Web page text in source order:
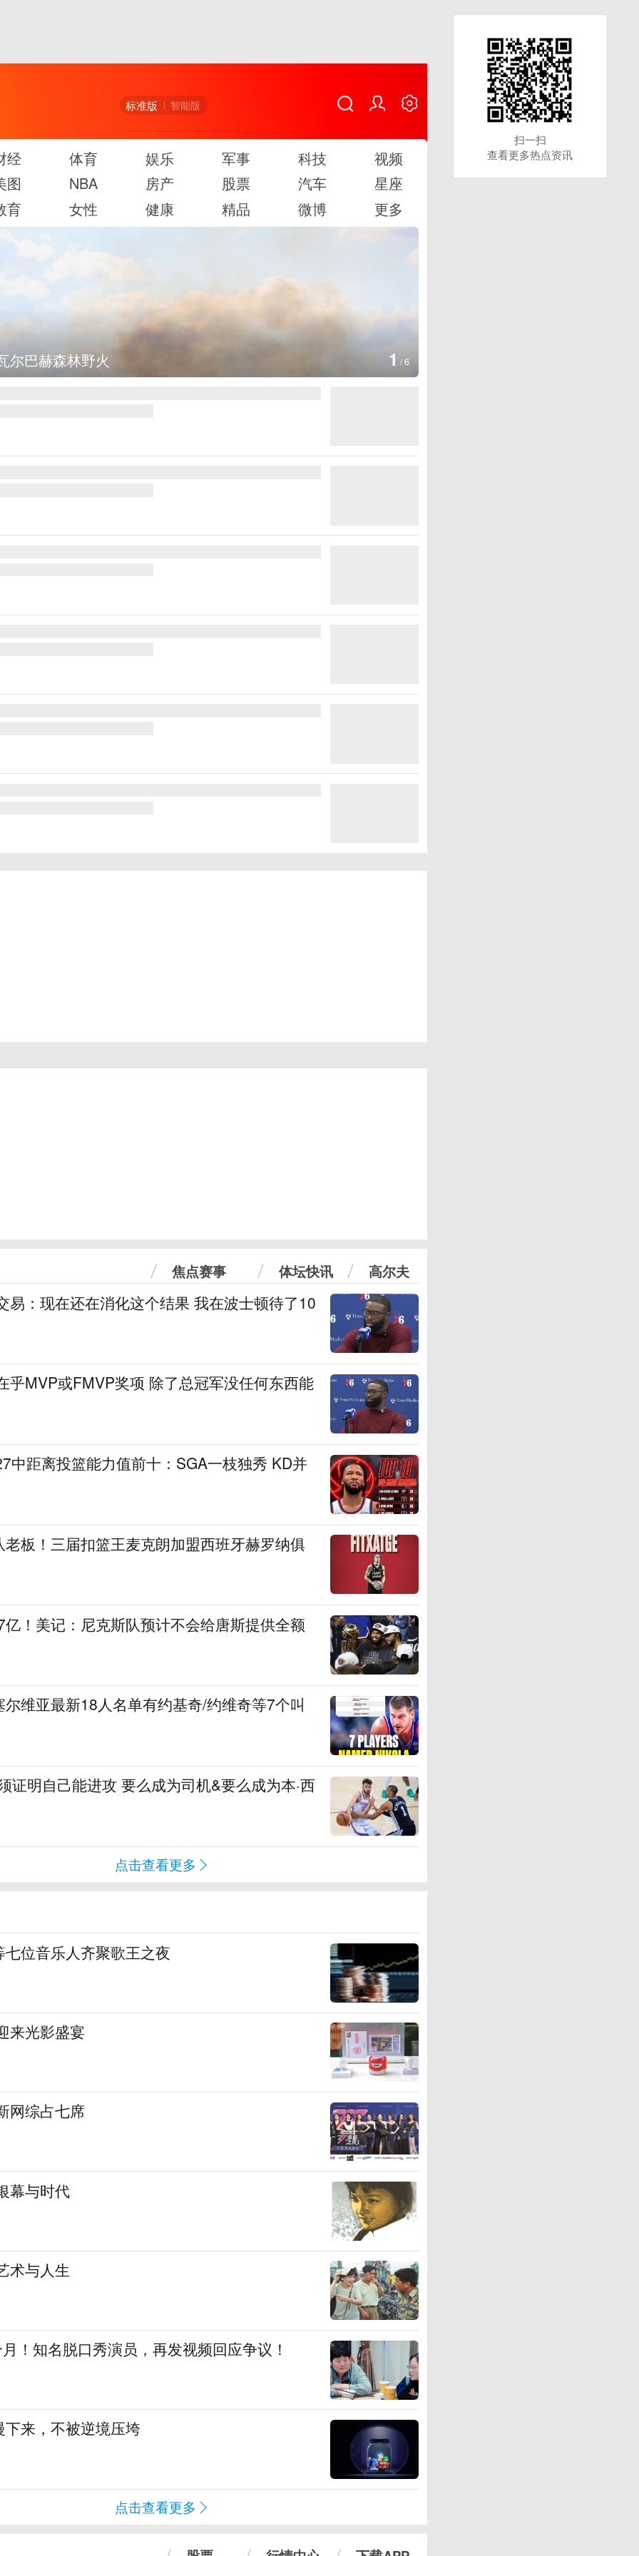
标准版 智能版
经 体育 娱乐 军事 科技
视频
图
NBA 房产 股票 汽车
星座
育
女性 健康 精品 微博 更多
尔巴赫森林野火 1 /6
焦点赛事 体坛快讯 高尔夫
易：现在还在消化这个结果 我在波士顿待了10
乎MVP或FMVP奖项 除了总冠军没任何东西能
中距离投篮能力值前十：SGA一枝独秀 KD并
板！三届扣篮王麦克朗加盟西班牙赫罗纳俱
！美记：尼克斯队预计不会给唐斯提供全额
维亚最新18人名单有约基奇/约维奇等7个叫
证明自己能进攻 要么成为司机&要么成为本·西
点击查看更多
位音乐人齐聚歌王之夜
来光影盛宴
网综占七席
幕与时代
术与人生
！知名脱口秀演员，再发视频回应争议！
来，不被逆境压垮
点击查看更多
扫一扫
查看更多热点资讯
扫一扫
查看更多热点资讯